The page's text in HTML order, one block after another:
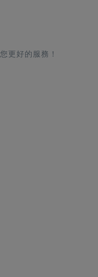
更好的服務！